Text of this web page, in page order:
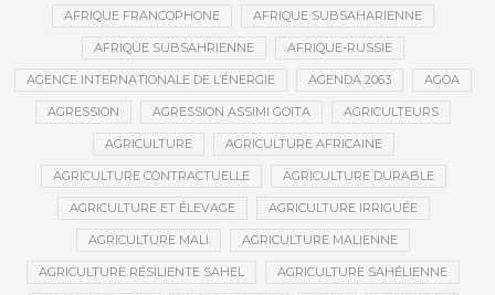
AFRIQUE FRANCOPHONE AFRIQUE SUBSAHARIENNE
AFRIQUE SUBSAHRIENNE AFRIQUE-RUSSIE
AGENCE INTERNATIONALE DE L’ÉNERGIE AGENDA 2063 AGOA
AGRESSION AGRESSION ASSIMI GOITA AGRICULTEURS
AGRICULTURE AGRICULTURE AFRICAINE
AGRICULTURE CONTRACTUELLE AGRICULTURE DURABLE
AGRICULTURE ET ÉLEVAGE AGRICULTURE IRRIGUÉE
AGRICULTURE MALI AGRICULTURE MALIENNE
AGRICULTURE RÉSILIENTE SAHEL AGRICULTURE SAHÉLIENNE